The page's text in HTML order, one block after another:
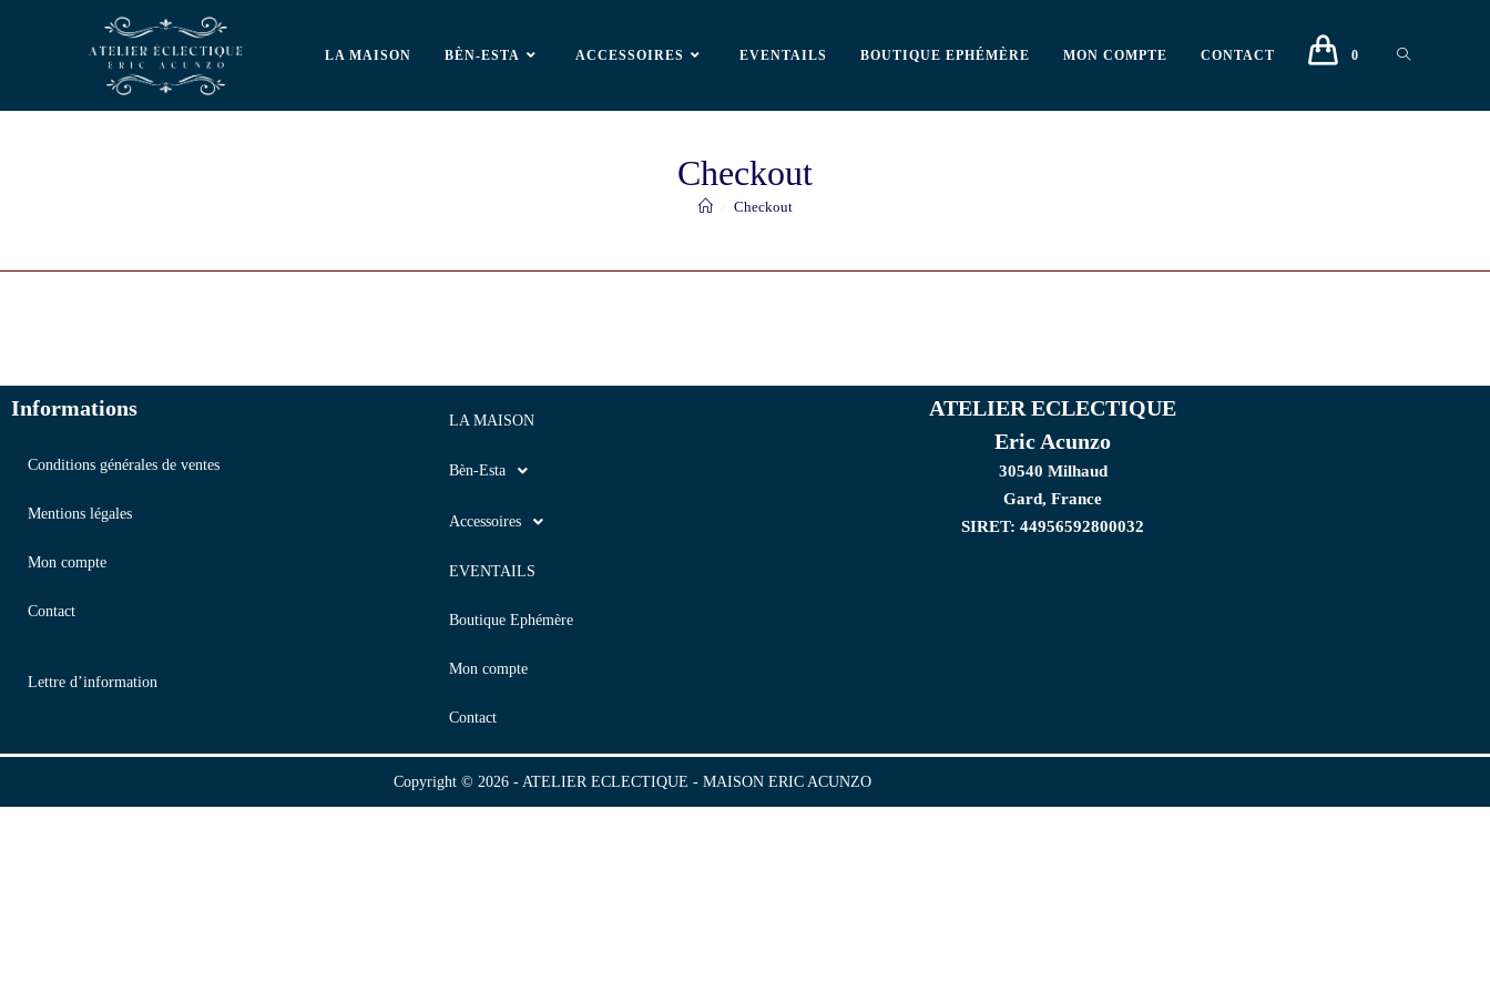
LA MAISON BÈN-ESTA ACCESSOIRES EVENTAILS BOUTIQUE EPHÉMÈRE MON COMPTE CONTACT 0
Checkout
Checkout
Informations
Conditions générales de ventes
Mentions légales
Mon compte
Contact
Lettre d’information
LA MAISON
Bèn-Esta
Accessoires
EVENTAILS
Boutique Ephémère
Mon compte
Contact
ATELIER ECLECTIQUE
Eric Acunzo
30540 Milhaud
Gard, France
SIRET: 44956592800032
Copyright © 2026 - ATELIER ECLECTIQUE - MAISON ERIC ACUNZO